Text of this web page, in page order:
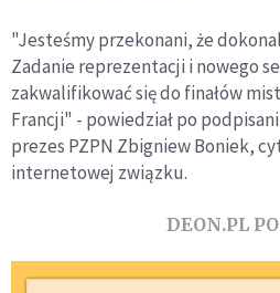
"Jesteśmy przekonani, że
Zadanie reprezentacji i nowego
zakwalifikować się do finałów
Francji" - powiedział po
prezes PZPN Zbigniew Boniek,
internetowej związku.
DEON.PL